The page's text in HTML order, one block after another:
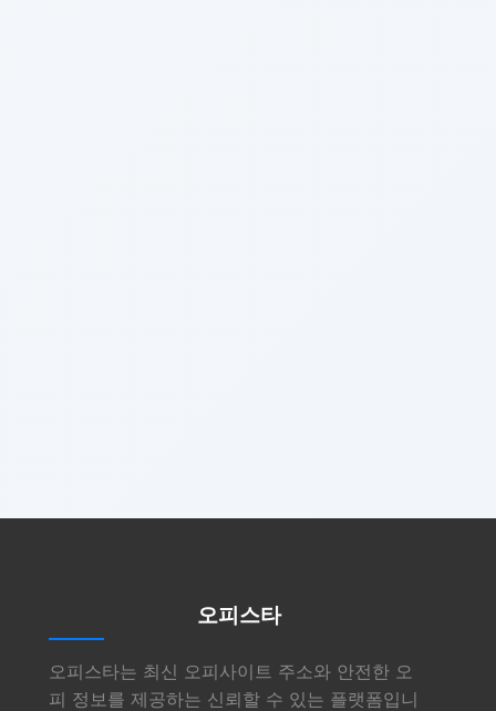
오피스타
오피스타는 최신 오피사이트 주소와 안전한 오
피 정보를 제공하는 신뢰할 수 있는 플랫폼입니